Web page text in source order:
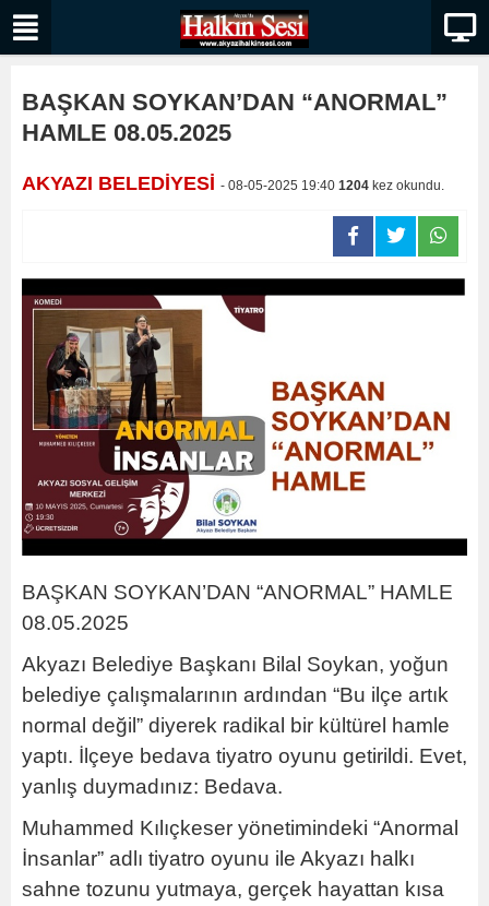
BAŞKAN SOYKAN’DAN “ANORMAL”
HAMLE 08.05.2025
AKYAZI BELEDİYESİ - 08-05-2025 19:40 1204 kez okundu.
BAŞKAN SOYKAN’DAN “ANORMAL” HAMLE
08.05.2025
Akyazı Belediye Başkanı Bilal Soykan, yoğun
belediye çalışmalarının ardından “Bu ilçe artık
normal değil” diyerek radikal bir kültürel hamle
yaptı. İlçeye bedava tiyatro oyunu getirildi. Evet,
yanlış duymadınız: Bedava.
Muhammed Kılıçkeser yönetimindeki “Anormal
İnsanlar” adlı tiyatro oyunu ile Akyazı halkı
sahne tozunu yutmaya, gerçek hayattan kısa